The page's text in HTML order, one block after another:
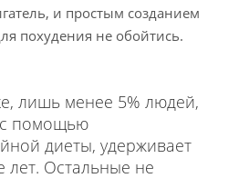
и простым созданием
похудения не обойтись.
лишь менее 5% людей,
помощью
диеты, удерживает
лет. Остальные не